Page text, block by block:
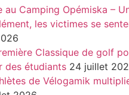
au Camping Opémiska –
les victimes se
Classique de golf
des étudiants 24 juillet
de Vélogamik